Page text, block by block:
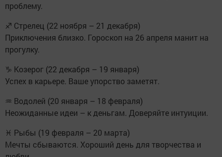
проблему.
♐ Стрелец (22 ноября – 21 декабря)
Приключения близко. Гороскоп на 26 апреля манит на
прогулку.
♑ Козерог (22 декабря – 19 января)
Успех в карьере. Ваше упорство заметят.
♒ Водолей (20 января – 18 февраля)
Неожиданные идеи – к деньгам. Доверяйте интуиции.
♓ Рыбы (19 февраля – 20 марта)
Мечты сбываются. Хороший день для творчества и